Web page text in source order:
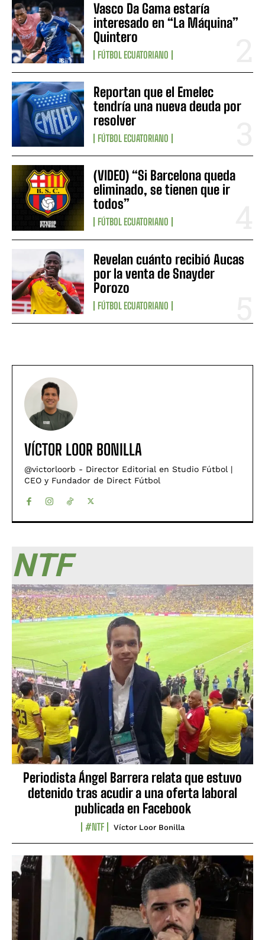
Vasco Da Gama estaría
interesado en “La Máquina”
Quintero
FÚTBOL ECUATORIANO
Reportan que el Emelec
tendría una nueva deuda por
resolver
FÚTBOL ECUATORIANO
(VIDEO) “Si Barcelona queda
eliminado, se tienen que ir
todos”
FÚTBOL ECUATORIANO
Revelan cuánto recibió Aucas
por la venta de Snayder
Porozo
FÚTBOL ECUATORIANO
VÍCTOR LOOR BONILLA
@victorloorb - Director Editorial en Studio Fútbol |
CEO y Fundador de Direct Fútbol
NTF
Periodista Ángel Barrera relata que estuvo
detenido tras acudir a una oferta laboral
publicada en Facebook
#NTF Víctor Loor Bonilla